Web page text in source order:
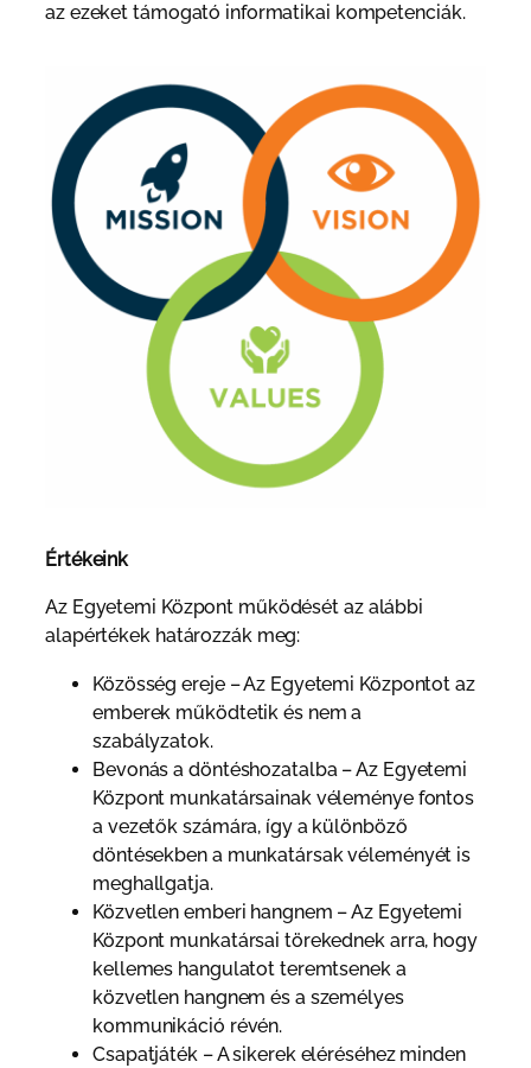
az ezeket támogató informatikai kompetenciák.
Értékeink
Az Egyetemi Központ működését az alábbi
alapértékek határozzák meg:
Közösség ereje – Az Egyetemi Központot az
emberek működtetik és nem a
szabályzatok.
Bevonás a döntéshozatalba – Az Egyetemi
Központ munkatársainak véleménye fontos
a vezetők számára, így a különböző
döntésekben a munkatársak véleményét is
meghallgatja.
Közvetlen emberi hangnem – Az Egyetemi
Központ munkatársai törekednek arra, hogy
kellemes hangulatot teremtsenek a
közvetlen hangnem és a személyes
kommunikáció révén.
Csapatjáték – A sikerek eléréséhez minden